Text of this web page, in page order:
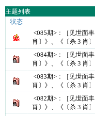
主题列表
状态
<085期>：［见世面
肖〕》、《〔杀 3 肖
<084期>：［见世面
肖〕》、《〔杀 3 肖
<083期>：［见世面
肖〕》、《〔杀 3 肖
<082期>：［见世面
肖〕》、《〔杀 3 肖